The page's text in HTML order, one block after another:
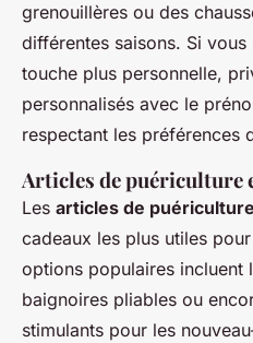
grenouillères ou des
différentes saisons. Si
touche plus personnelle,
personnalisés avec le
respectant les préférences
Articles de puériculture
Les articles de puériculture
cadeaux les plus utiles
options populaires incluent
baignoires pliables ou
stimulants pour les